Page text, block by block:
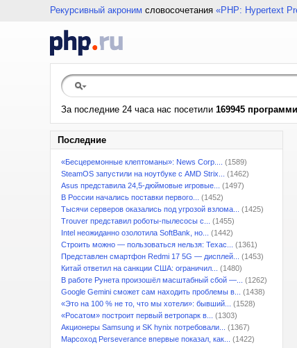
Рекурсивный акроним словосочетания «PHP: Hypertext
За последние 24 часа нас посетили 169945
Последние
«Бесцеремонные клептоманы»: News Corp....
(1589)
SteamOS запустили на ноутбуке с AMD Strix...
(1462)
Asus представила 24,5-дюймовые игровые...
(1497)
В России начались поставки первого...
(1452)
Тысячи серверов оказались под угрозой взлома...
(1425)
Trouver представил роботы-пылесосы с...
(1455)
Intel неожиданно озолотила SoftBank, но...
(1442)
Строить можно — пользоваться нельзя: Техас...
(1361)
Представлен смартфон Redmi 17 5G — дисплей...
(1453)
Китай ответил на санкции США: ограничил...
(1480)
В работе Рунета произошёл масштабный сбой —...
(1262)
Google Gemini сможет сам находить проблемы в...
(1438)
«Это на 100 % не то, что мы хотели»: бывший...
(1528)
«Росатом» построит первый ветропарк в...
(1303)
Акционеры Samsung и SK hynix потребовали...
(1367)
Марсоход Perseverance впервые показал, как...
(1422)